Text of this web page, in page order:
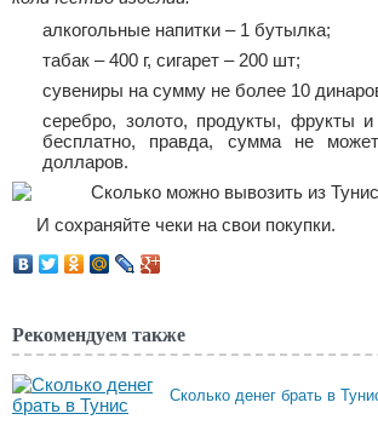
алкогольные напитки – 1 бутылка;
табак – 400 г, сигарет – 200 шт;
сувениры на сумму не более 10
серебро, золото, продукты, фрукты
бесплатно, правда, сумма не
долларов.
И сохраняйте чеки на свои покупки.
Рекомендуем также
Сколько денег брать в